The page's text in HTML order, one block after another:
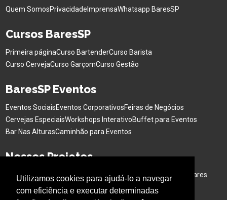
Utilizamos cookies para ajudá-lo a navegar
com eficiência e executar determinadas
Quem SomosPrivacidade ImprensaWhatsapp BaresSP
Cursos BaresSP
Primeira páginaCurso BartenderCurso Barista
Curso CervejaCurso GarçomCurso Gestão
BaresSP Eventos
Eventos SociaisEventos CorporativosFeiras de Negócios
Cervejas EspeciaisWorkshops InterativoBuffet para Eventos
Bar Nas AlturasCaminhão para Eventos
Nossos Projetos
Experiência Gastronômica Família no Parque Ativação em Bares